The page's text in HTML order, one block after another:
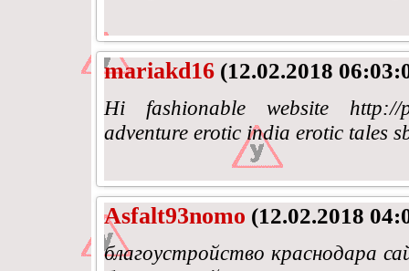
mariakd16 (12.02.2018
Hi fashionable website http://
adventure erotic india erotic tales
Asfalt93nomo (12.02.2018
благоустройство краснодара